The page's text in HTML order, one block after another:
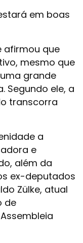
em boas
afirmou que
mesmo que
grande
Segundo ele, a
transcorra
a
e
além da
ex-deputados
Zülke, atual
de